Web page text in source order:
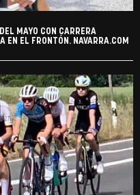
MAYO CON CARRERA
EL FRONTÓN. NAVARRA.COM